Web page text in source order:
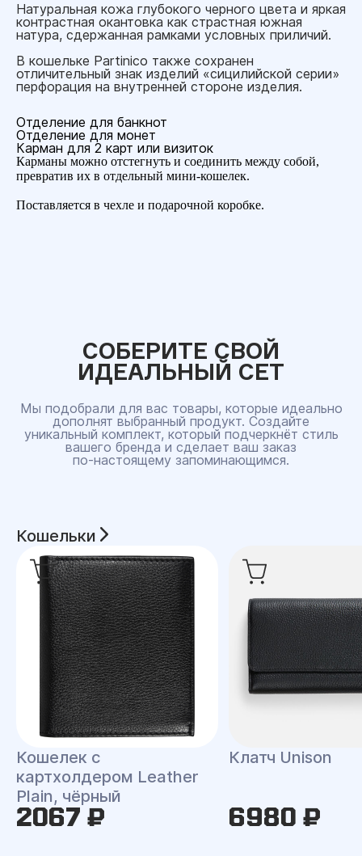
Натуральная кожа глубокого черного цвета и яркая
контрастная окантовка как страстная южная
натура, сдержанная рамками условных приличий.
В кошельке Partinico также сохранен
отличительный знак изделий «сицилийской серии»
перфорация на внутренней стороне изделия.
Отделение для банкнот
Отделение для монет
Карман для 2 карт или визиток
Карманы можно отстегнуть и соединить между собой,
превратив их в отдельный мини-кошелек.
Поставляется в чехле и подарочной коробке.
СОБЕРИТЕ СВОЙ
ИДЕАЛЬНЫЙ СЕТ
Мы подобрали для вас товары, которые идеально
дополнят выбранный продукт. Создайте
уникальный комплект, который подчеркнёт стиль
вашего бренда и сделает ваш заказ
по‑настоящему запоминающимся.
Кошельки
Кошелек с
картхолдером Leather
Plain, чёрный
2067 ₽
Клатч Unison
6980 ₽